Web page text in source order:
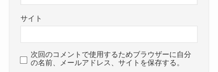
サイト
次回のコメントで使用するためブラウザーに自分
の名前、メールアドレス、サイトを保存する。